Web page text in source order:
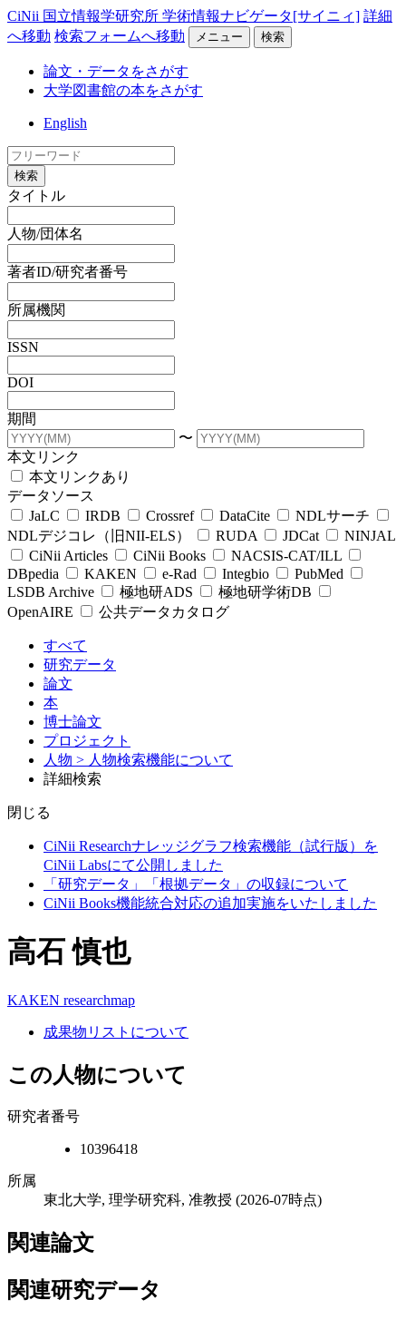
CiNii 国立情報学研究所 学術情報ナビゲータ[サイニィ] 詳細
へ移動 検索フォームへ移動 メニュー 検索
論文・データをさがす
大学図書館の本をさがす
English
検索
タイトル
人物/団体名
著者ID/研究者番号
所属機関
ISSN
DOI
期間
〜
本文リンク
本文リンクあり
データソース
JaLC
IRDB Crossref DataCite
NDLサーチ
NDLデジコレ（旧NII-ELS）
RUDA JDCat
NINJAL
CiNii Articles
CiNii Books
NACSIS-CAT/ILL
DBpedia
KAKEN e-Rad Integbio
PubMed
LSDB Archive
極地研ADS
極地研学術DB
OpenAIRE
公共データカタログ
すべて
研究データ
論文
本
博士論文
プロジェクト
人物 > 人物検索機能について
詳細検索
閉じる
CiNii Researchナレッジグラフ検索機能（試行版）を
CiNii Labsにて公開しました
「研究データ」「根拠データ」の収録について
CiNii Books機能統合対応の追加実施をいたしました
高石 慎也
KAKEN researchmap
成果物リストについて
この人物について
研究者番号
10396418
所属
東北大学, 理学研究科, 准教授 (2026-07時点)
関連論文
関連研究データ